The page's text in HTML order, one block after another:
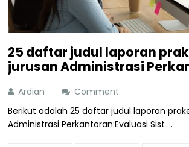
25 daftar judul laporan
jurusan Administrasi
Ardian
Comment
Berikut adalah 25 daftar judul laporan
Administrasi Perkantoran:Evaluasi Sist ...